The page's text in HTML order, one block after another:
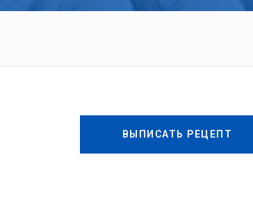
ВЫПИСАТЬ РЕЦЕПТ